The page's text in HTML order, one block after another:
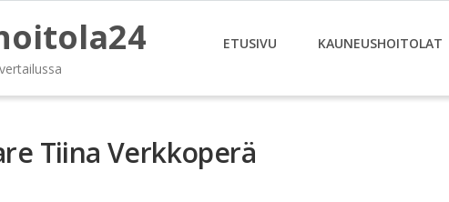
ETUSIVU KAUNEUSHOITOLAT
Tiina Verkkoperä